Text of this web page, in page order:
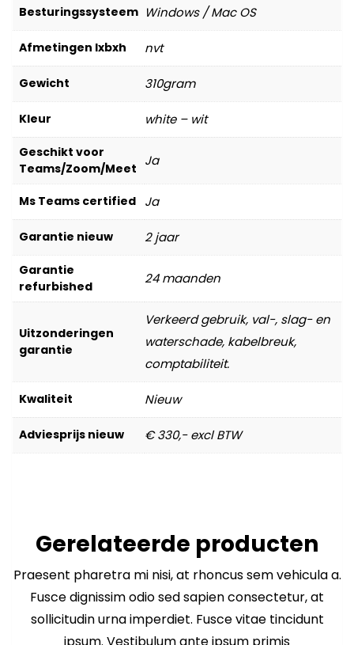
Besturingssysteem Windows / Mac OS
Afmetingen lxbxh nvt
Gewicht 310gram
Kleur white – wit
Geschikt voor
Teams/Zoom/Meet Ja
Ms Teams certified Ja
Garantie nieuw 2 jaar
Garantie
refurbished
24 maanden
Uitzonderingen
garantie
Verkeerd gebruik, val-, slag- en
waterschade, kabelbreuk,
comptabiliteit.
Kwaliteit Nieuw
Adviesprijs nieuw € 330,- excl BTW
Gerelateerde producten
Praesent pharetra mi nisi, at rhoncus sem vehicula a.
Fusce dignissim odio sed sapien consectetur, at
sollicitudin urna imperdiet. Fusce vitae tincidunt